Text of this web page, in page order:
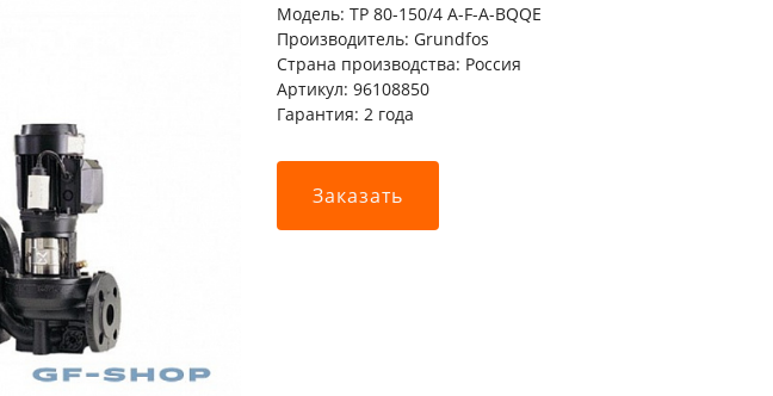
Модель: TP 80-150/4 A-F-A-BQQE
Производитель: Grundfos
Страна производства: Россия
Артикул: 96108850
Гарантия: 2 года
Заказать